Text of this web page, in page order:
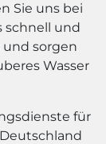
Sie uns bei
schnell und
sorgen
Wasser
für